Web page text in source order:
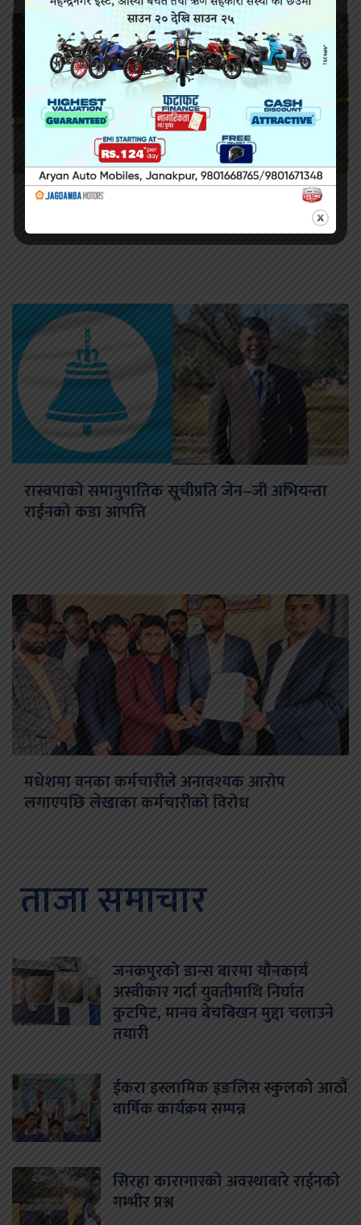
सिराहामा गोली प्रहार गरी हत्या
रास्वपाको समानुपातिक सूचीप्रति जेन–जी अभियन्ता
राईनको कडा आपत्ति
मधेशमा वनका कर्मचारीले अनावश्यक आरोप
लगाएपछि लेखाका कर्मचारीको विरोध
ताजा समाचार
जनकपुरको डान्स बारमा यौनकार्य
अस्वीकार गर्दा युवतीमाथि निर्घात
कुटपिट, मानव बेचबिखन मुद्दा चलाउने
तयारी
ईकरा इस्लामिक इङलिस स्कुलको आठौं
वार्षिक कार्यक्रम सम्पन्न
सिरहा कारागारको अवस्थाबारे राईनको
गम्भीर प्रश्न